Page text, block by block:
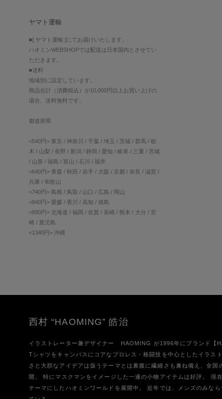
ヤマト運輸
■[ ヤマト運輸 ]にてお届けいたします。
ハオミンWEBSHOPでは配送は日本国内とさせてい
ただきます。
■送料
地域別に設定しています。
商品合計（消費税込）が10,000円以上お買い上げの
場合、送料無料です。
都道府県
<540円> 東京 / 神奈川 / 千葉 / 埼玉 / 茨城 / 群馬 / 栃
木 / 山梨 / 長野 / 新潟 / 静岡 / 愛知 / 岐阜 / 三重 / 宮城
/ 山形 / 福島 / 富山 / 石川 / 福井
<640円> 青森 / 秋田 / 岩手 / 大阪 / 京都 / 奈良 / 滋賀 /
兵庫 / 和歌山
<740円> 島根 / 鳥取 / 山口 / 広島 / 岡山
<840円> 愛媛 / 香川 / 高知 / 徳島
<890円> 北海道 / 福岡 / 佐賀 / 長崎 / 熊本 / 大分 / 宮
崎 / 鹿児島
<1340円> 沖縄
西村 “HAOMING” 皓治
イラストレーター兼デザイナー HAOMING が1996年にブランド【
Tシャツをキャンパスにコアなプロレス・格闘技を中心としたイラス
さと大胆なアイデアは扱うテーマとは裏腹に繊細さも兼ね備え、全国
開。 特にマスクマンをイメージした一連の小物アイテムは好評。 現
テーマにしたハオミンワールドを展開中。 近年では、メンズのみな